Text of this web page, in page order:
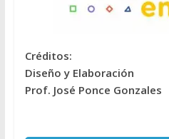
Créditos:
Diseño y Elaboración
Prof. José Ponce Gonzales